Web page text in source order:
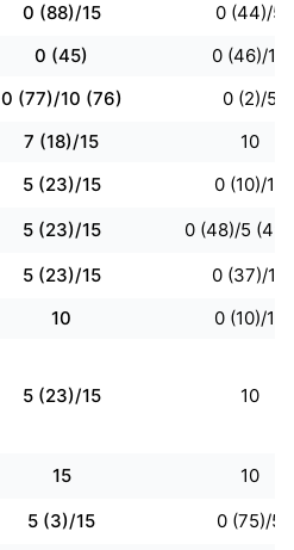
0 (88)/15
0 (44)/5
0 (45)
0 (46)/15
0 (77)/10 (76)
0 (2)/5
7 (18)/15
10
5 (23)/15
0 (10)/10
5 (23)/15
0 (48)/5
5 (23)/15
0 (37)/10
10 0 (10)/10
5 (23)/15 10
15
10
5 (3)/15
0 (75)/5